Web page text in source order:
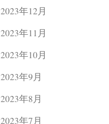
2023年12月
2023年11月
2023年10月
2023年9月
2023年8月
2023年7月